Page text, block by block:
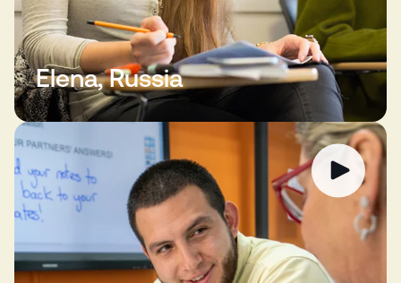
Elena, Russia